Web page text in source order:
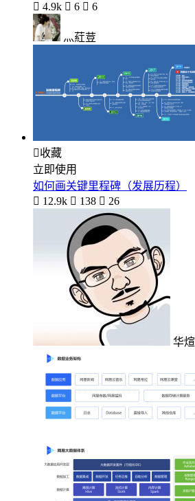
 4.9k  6  6
灬葒荳
收藏
立即使用
如何画关键里程碑（发展历程）
 12.9k  138  26
华煊